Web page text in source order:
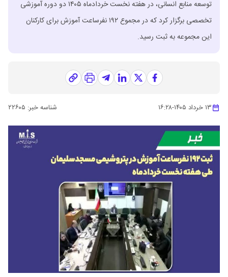
توسعه منابع انسانی، در هفته نخست خردادماه ۱۴۰۵ دو دوره آموزشی
تخصصی برگزار کرد که در مجموع ۱۹۲ نفرساعت آموزش برای کارکنان
این مجموعه به ثبت رسید.
۱۳ خرداد ۱۴۰۵ -۱۶:۲۸ شناسه خبر: ۲۲۶۰۵